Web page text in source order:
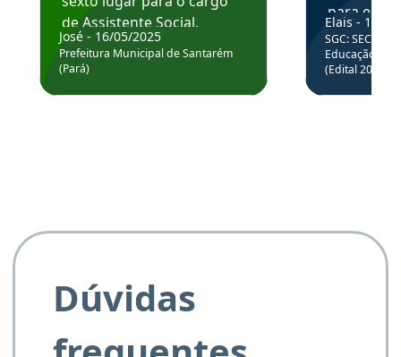
de Assistente Social.
Hoje estou atuando na
Prefeitura de Santarém.
José - 16/05/2025
Prefeitura Municipal de Santarém
(Pará)
para
colocar
através
de
Elais - 15/
SGC: SEC BA
Educação
(Edital
Dúvidas